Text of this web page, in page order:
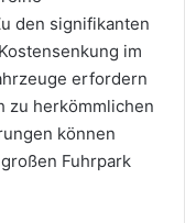
den signifikanten
im
erfordern
zu herkömmlichen
können
Fuhrpark